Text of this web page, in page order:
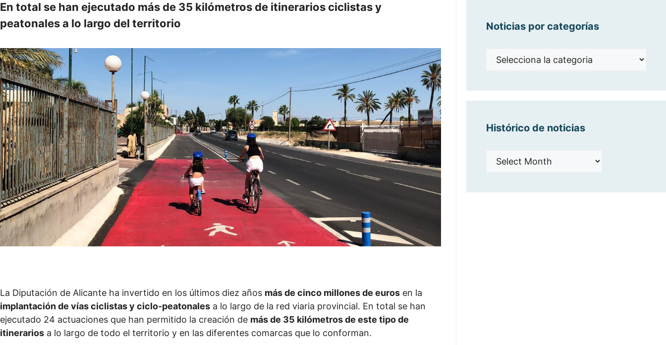
En total se han ejecutado más de 35 kilómetros de itinerarios ciclistas y
peatonales a lo largo del territorio
La Diputación de Alicante ha invertido en los últimos diez años más de cinco millones de euros en la
implantación de vías ciclistas y ciclo-peatonales a lo largo de la red viaria provincial. En total se han
ejecutado 24 actuaciones que han permitido la creación de más de 35 kilómetros de este tipo de
itinerarios a lo largo de todo el territorio y en las diferentes comarcas que lo conforman.
Noticias por categorías
Noticias
Histórico de noticias
Histórico